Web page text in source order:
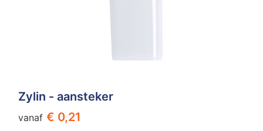
Zylin - aansteker
vanaf € 0,21